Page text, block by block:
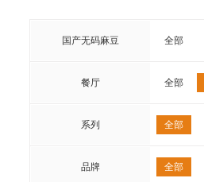
国产无码麻豆 全部
餐厅 全部
系列 全部
品牌 全部